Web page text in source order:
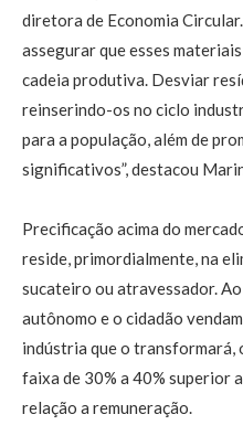
diretora de Economia
assegurar que esses
cadeia produtiva. Desviar
reinserindo-os no ciclo
para a população, além de
significativos”, destacou
Precificação acima do
reside, primordialmente, na
sucateiro ou atravessador.
autônomo e o cidadão
indústria que o transformará,
faixa de 30% a 40% superior
relação a remuneração.